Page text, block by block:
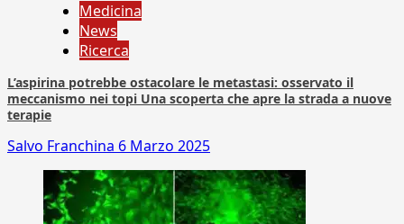
Medicina
News
Ricerca
L’aspirina potrebbe ostacolare le metastasi: osservato il
meccanismo nei topi Una scoperta che apre la strada a nuove
terapie
Salvo Franchina 6 Marzo 2025